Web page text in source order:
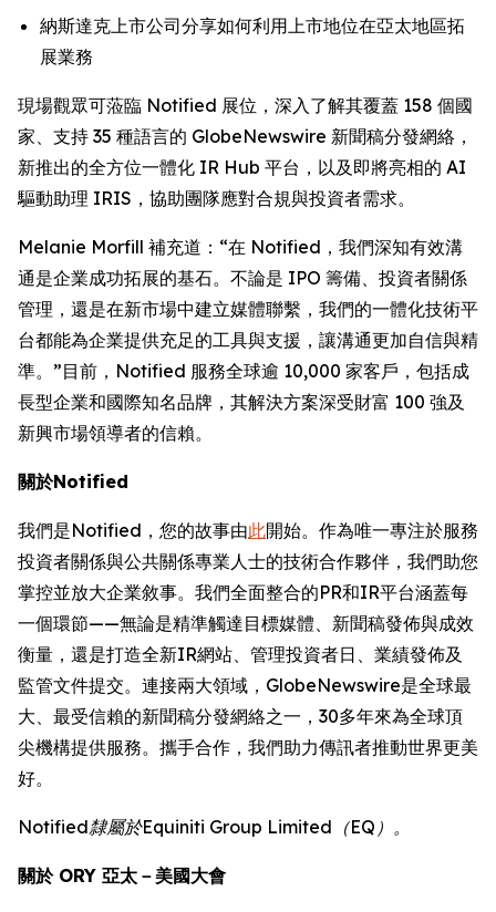
納斯達克上市公司分享如何利用上市地位在亞太地區拓
展業務
現場觀眾可蒞臨 Notified 展位，深入了解其覆蓋 158 個國
家、支持 35 種語言的 GlobeNewswire 新聞稿分發網絡，
新推出的全方位一體化 IR Hub 平台，以及即將亮相的 AI
驅動助理 IRIS，協助團隊應對合規與投資者需求。
Melanie Morfill 補充道：“在 Notified，我們深知有效溝
通是企業成功拓展的基石。不論是 IPO 籌備、投資者關係
管理，還是在新市場中建立媒體聯繫，我們的一體化技術平
台都能為企業提供充足的工具與支援，讓溝通更加自信與精
準。”目前，Notified 服務全球逾 10,000 家客戶，包括成
長型企業和國際知名品牌，其解決方案深受財富 100 強及
新興市場領導者的信賴。
關於Notified
我們是Notified，您的故事由此開始。作為唯一專注於服務
投資者關係與公共關係專業人士的技術合作夥伴，我們助您
掌控並放大企業敘事。我們全面整合的PR和IR平台涵蓋每
一個環節——無論是精準觸達目標媒體、新聞稿發佈與成效
衡量，還是打造全新IR網站、管理投資者日、業績發佈及
監管文件提交。連接兩大領域，GlobeNewswire是全球最
大、最受信賴的新聞稿分發網絡之一，30多年來為全球頂
尖機構提供服務。攜手合作，我們助力傳訊者推動世界更美
好。
Notified隸屬於Equiniti Group Limited（EQ）。
關於 ORY 亞太－美國大會